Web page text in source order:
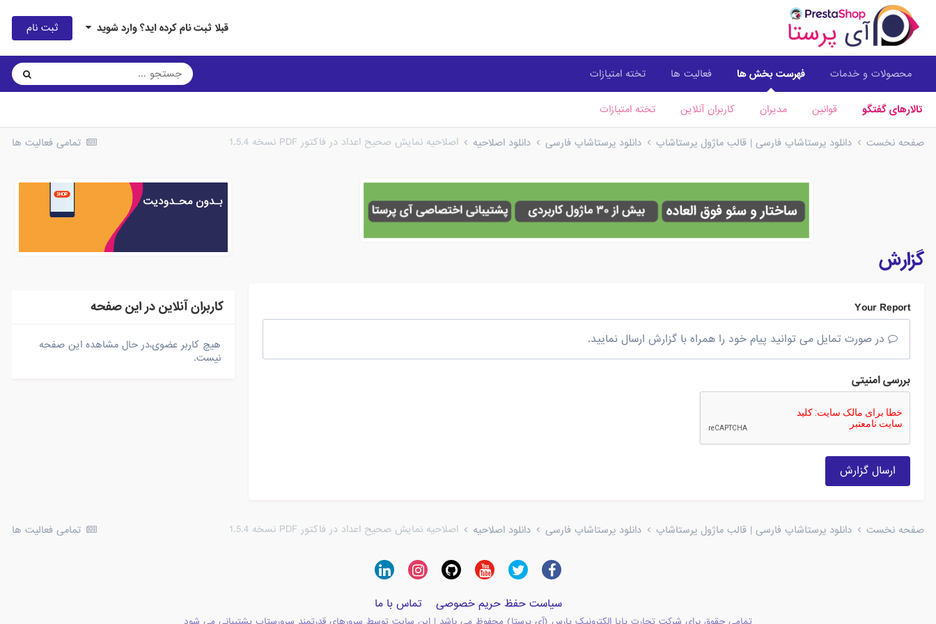
قبلا ثبت نام کرده اید؟ وارد شوید ثبت نام
محصولات و خدمات فهرست بخش ها
تالارهای گفتگو قوانین مدیران کاربران آنلاین تخته امتیازات
فعالیت ها تخته امتیازات
تمامی فعالیت ها صفحه نخست دانلود پرستاشاپ فارسی | قالب ماژول پرستاشاپ دانلود پرستاشاپ فارسی دانلود اصلاحیه اصلاحیه نمایش صحیح اعداد در فاکتور PDF نسخه 1.5.4
گزارش
Your Report
در صورت تمایل می توانید پیام خود را همراه با گزارش ارسال نمایید.
بررسی امنیتی
ارسال گزارش
کاربران آنلاین در این صفحه
هیچ کاربر عضوی،در حال مشاهده این صفحه
نیست.
تمامی فعالیت ها صفحه نخست دانلود پرستاشاپ فارسی | قالب ماژول پرستاشاپ دانلود پرستاشاپ فارسی دانلود اصلاحیه اصلاحیه نمایش صحیح اعداد در فاکتور PDF نسخه 1.5.4
سیاست حفظ حریم خصوصی تماس با ما